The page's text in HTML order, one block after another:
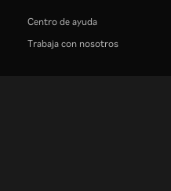
Centro de ayuda
Trabaja con nosotros